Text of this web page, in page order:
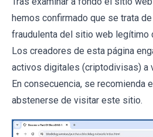
hemos confirmado que se trata
fraudulenta del sitio web legítimo
Los creadores de esta página
activos digitales (criptodivisas) a
En consecuencia, se recomienda
abstenerse de visitar este sitio.